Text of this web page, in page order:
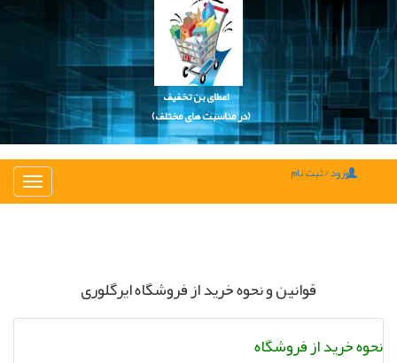
اعطای بن تخفیف
(در مناسبت های مختلف)
تغییر ورود / ثبت نام
قوانین و نحوه خرید از فروشگاه ایرگلوری
نحوه خرید از فروشگاه